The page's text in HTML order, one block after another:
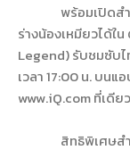
พร้อมเปิดส
ร่างน้องเหมียวได้ใ
Legend)รับชมซับ
เวลา17:00น. บนแ
www.iQ.comที่เดีย
สิทธิพิเศษส